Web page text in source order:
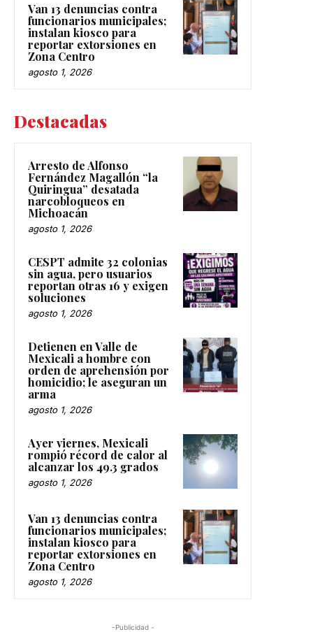
Van 13 denuncias contra
funcionarios municipales;
instalan kiosco para
reportar extorsiones en
Zona Centro
agosto 1, 2026
Destacadas
Arresto de Alfonso
Fernández Magallón “la
Quiringua” desatada
narcobloqueos en
Michoacán
agosto 1, 2026
CESPT admite 32 colonias
sin agua, pero usuarios
reportan otras 16 y exigen
soluciones
agosto 1, 2026
Detienen en Valle de
Mexicali a hombre con
orden de aprehensión por
homicidio; le aseguran un
arma
agosto 1, 2026
Ayer viernes, Mexicali
rompió récord de calor al
alcanzar los 49.3 grados
agosto 1, 2026
Van 13 denuncias contra
funcionarios municipales;
instalan kiosco para
reportar extorsiones en
Zona Centro
agosto 1, 2026
-Publicidad -